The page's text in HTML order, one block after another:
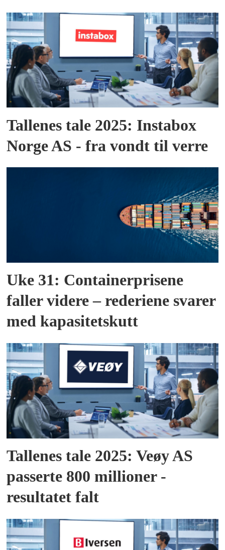
Tallenes tale 2025: Instabox
Norge AS - fra vondt til verre
Uke 31: Containerprisene
faller videre – rederiene svarer
med kapasitetskutt
Tallenes tale 2025: Veøy AS
passerte 800 millioner -
resultatet falt